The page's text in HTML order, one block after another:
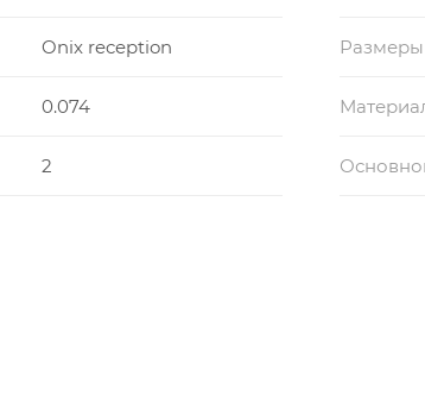
Onix reception
0.074
2